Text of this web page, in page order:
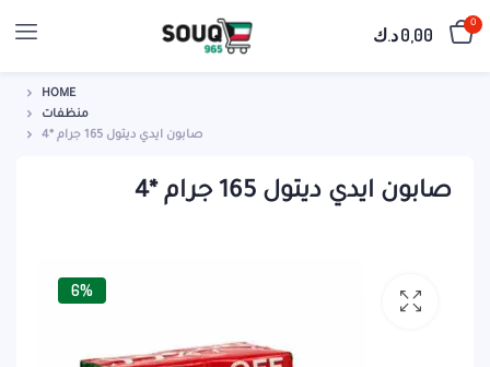
0,00د.ك 0
HOME
منظفات
صابون ايدي ديتول 165 جرام *4
صابون ايدي ديتول 165 جرام *4
6%